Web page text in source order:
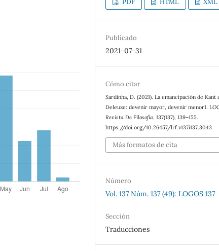
Publicado
2021-07-31
Cómo citar
Sardinha, D. (2021). La emancipación de Kant
Deleuze: devenir mayor, devenir menor1.
Revista De Filosofía,137(137), 139–155.
https://doi.org/10.26457/lrf.v137i137.3043
Más formatos de cita
Número
Vol. 137 Núm. 137 (49): LOGOS 137
Sección
Traducciones